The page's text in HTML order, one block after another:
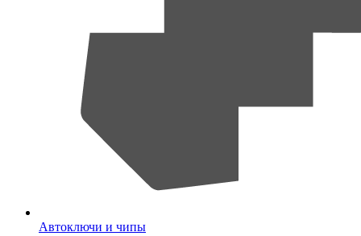
Автоключи и чипы